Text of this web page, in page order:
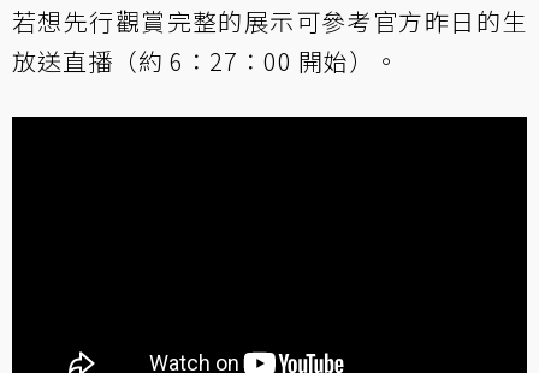
若想先行觀賞完整的展示可參考官方昨日的生
放送直播（約 6：27：00 開始）。